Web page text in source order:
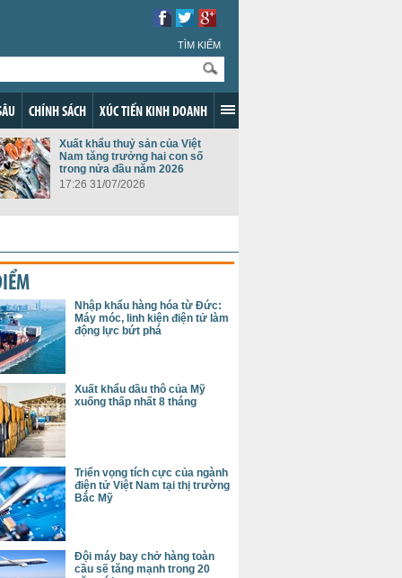
TÌM KIẾM
CHÍNH SÁCH XÚC TIẾN KINH DOANH
Xuất khẩu thuỷ sản của Việt
Nam tăng trưởng hai con số
trong nửa đầu năm 2026
17:26 31/07/2026
Nhập khẩu hàng hóa từ Đức:
Máy móc, linh kiện điện tử làm
động lực bứt phá
Xuất khẩu dầu thô của Mỹ
xuống thấp nhất 8 tháng
Triển vọng tích cực của ngành
điện tử Việt Nam tại thị trường
Bắc Mỹ
Đội máy bay chở hàng toàn
cầu sẽ tăng mạnh trong 20